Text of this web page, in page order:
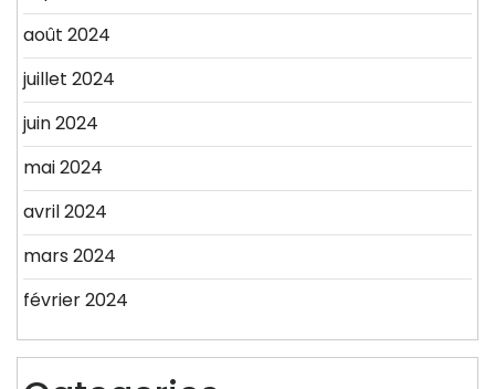
août 2024
juillet 2024
juin 2024
mai 2024
avril 2024
mars 2024
février 2024